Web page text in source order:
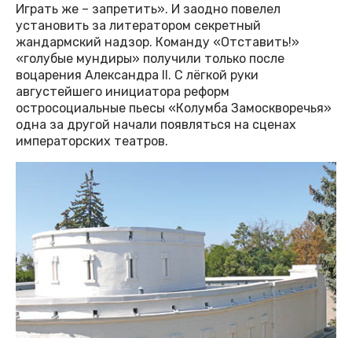
Играть же – запретить». И заодно повелел
установить за литератором секретный
жандармский надзор. Команду «Отставить!»
«голубые мундиры» получили только после
воцарения Александра II. С лёгкой руки
августейшего инициатора реформ
остросоциальные пьесы «Колумба Замоскворечья»
одна за другой начали появляться на сценах
императорских театров.